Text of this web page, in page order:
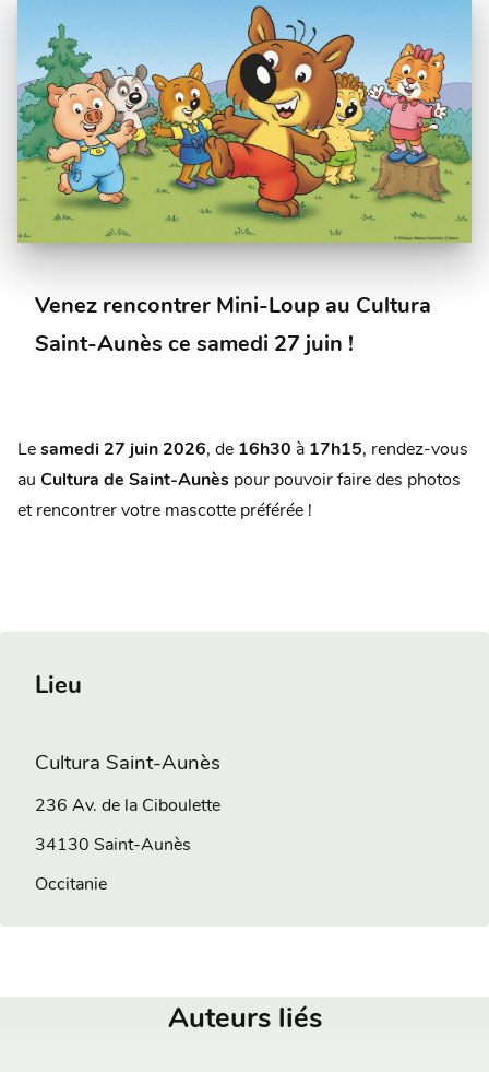
Venez rencontrer Mini-Loup au Cultura
Saint-Aunès ce samedi 27 juin !
Le samedi 27 juin 2026, de 16h30 à 17h15, rendez-vous
au Cultura de Saint-Aunès pour pouvoir faire des photos
et rencontrer votre mascotte préférée !
Lieu
Cultura Saint-Aunès
236 Av. de la Ciboulette
34130 Saint-Aunès
Occitanie
Auteurs liés